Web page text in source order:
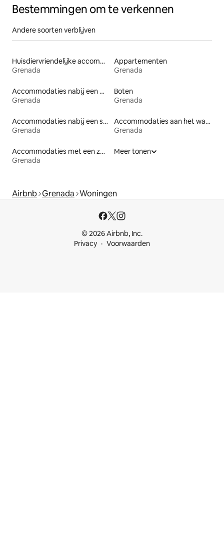
Bestemmingen om te verkennen
Andere soorten verblijven
Huisdiervriendelijke accommodaties
Grenada
Appartementen
Grenada
Accommodaties nabij een meer
Grenada
Boten
Grenada
Accommodaties nabij een strand
Grenada
Accommodaties aan het water
Grenada
Accommodaties met een zwembad
Grenada
Meer tonen
Airbnb Grenada Woningen
© 2026 Airbnb, Inc.
Privacy
Voorwaarden